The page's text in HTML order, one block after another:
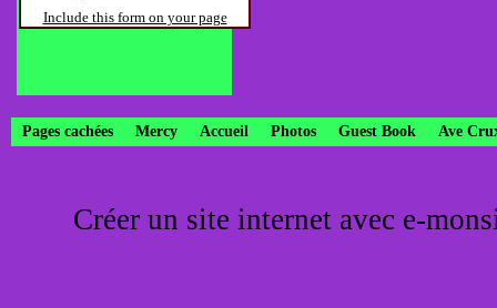
Include this form on your page
Pages cachées Mercy Accueil Photos Guest Book Ave
Créer un site internet avec e-